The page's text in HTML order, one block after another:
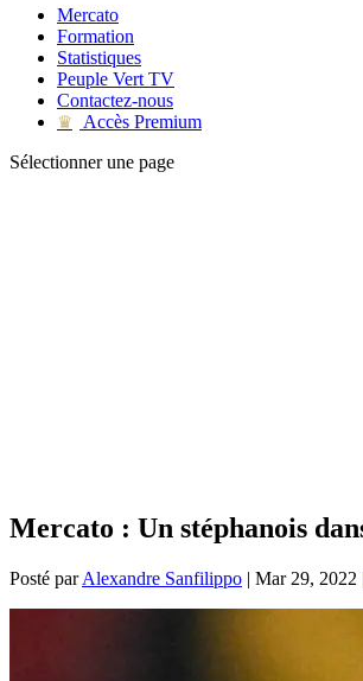
Mercato
Formation
Statistiques
Peuple Vert TV
Contactez-nous
♛
Accès Premium
Sélectionner une page
Mercato : Un stéphanois
Posté parAlexandre Sanfilippo | Mar 29, 2022